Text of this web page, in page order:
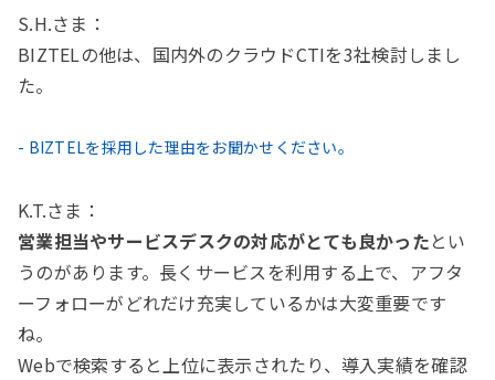
S.H.さま：
BIZTELの他は、国内外のクラウドCTIを3社検討しまし
た。
- BIZTELを採用した理由をお聞かせください。
K.T.さま：
営業担当やサービスデスクの対応がとても良かったとい
うのがあります。長くサービスを利用する上で、アフタ
ーフォローがどれだけ充実しているかは大変重要です
ね。
Webで検索すると上位に表示されたり、導入実績を確認